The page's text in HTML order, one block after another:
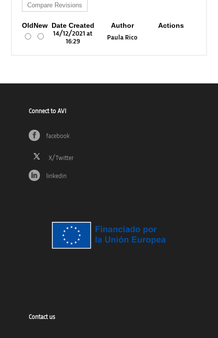
OldNew Date Created Author Actions
14/12/2021 at
16:29
Paula Rico
Connect to AVI
facebook
linkedin
Contact us